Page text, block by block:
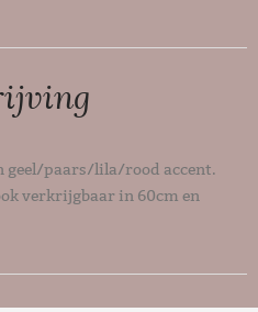
geel/paars/lila/rood accent.
verkrijgbaar in 60cm en